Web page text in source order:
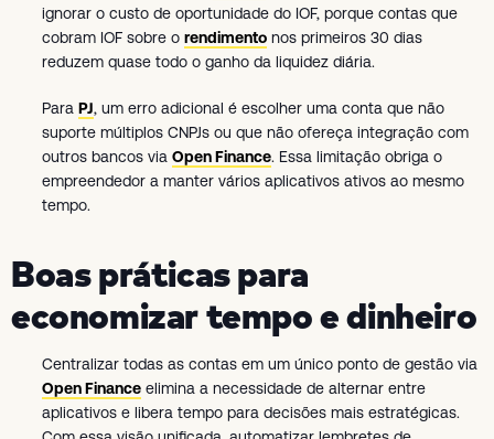
ignorar o custo de oportunidade do IOF, porque contas que
cobram IOF sobre o rendimento nos primeiros 30 dias
reduzem quase todo o ganho da liquidez diária.
Para PJ, um erro adicional é escolher uma conta que não
suporte múltiplos CNPJs ou que não ofereça integração com
outros bancos via Open Finance. Essa limitação obriga o
empreendedor a manter vários aplicativos ativos ao mesmo
tempo.
Boas práticas para
economizar tempo e dinheiro
Centralizar todas as contas em um único ponto de gestão via
Open Finance elimina a necessidade de alternar entre
aplicativos e libera tempo para decisões mais estratégicas.